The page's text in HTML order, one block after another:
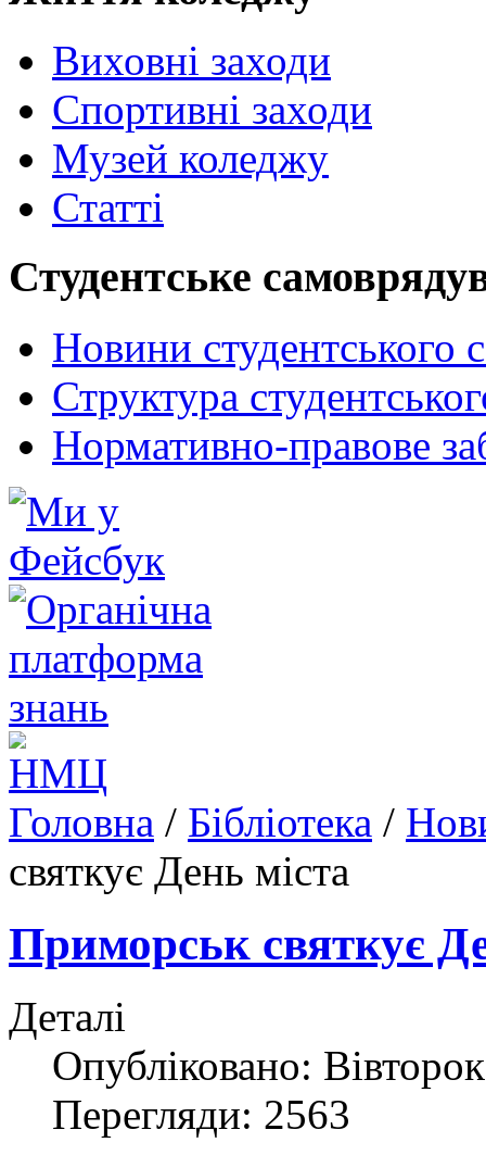
Виховні заходи
Спортивні заходи
Музей коледжу
Статті
Студентське
Новини студентського
Структура
Нормативно-правове
Головна / Бібліотека /
святкує День міста
Приморськ святкує
Деталі
Опубліковано:
Перегляди: 2563